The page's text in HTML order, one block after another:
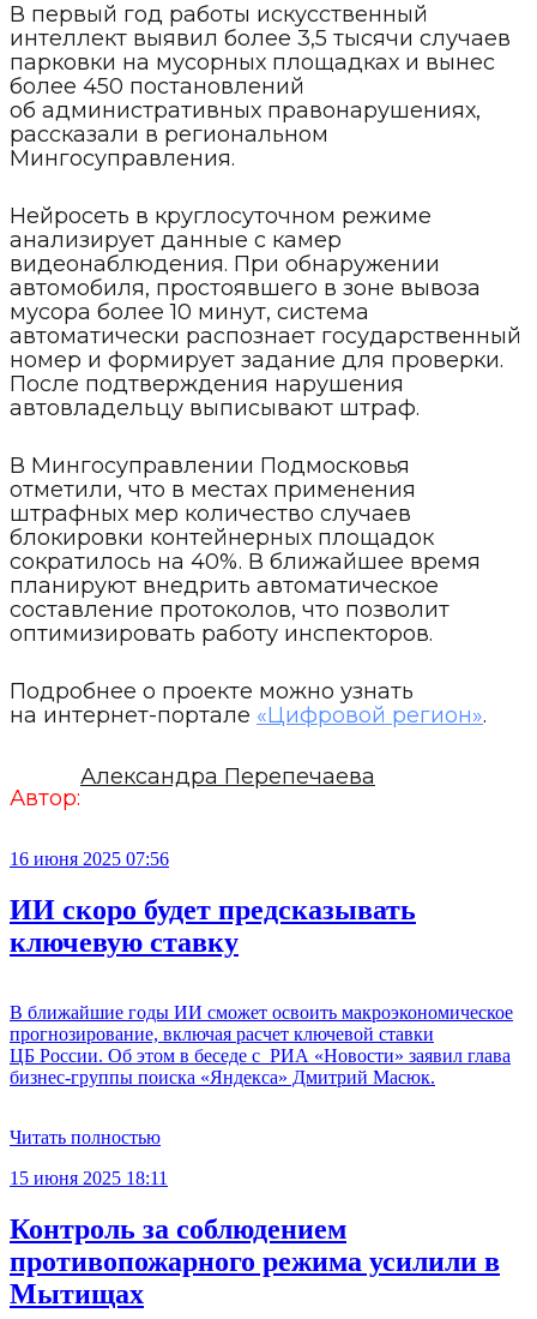
В первый год работы искусственный
интеллект выявил более 3,5 тысячи случаев
парковки на мусорных площадках и вынес
более 450 постановлений
об административных правонарушениях,
рассказали в региональном
Мингосуправления.
Нейросеть в круглосуточном режиме
анализирует данные с камер
видеонаблюдения. При обнаружении
автомобиля, простоявшего в зоне вывоза
мусора более 10 минут, система
автоматически распознает государственный
номер и формирует задание для проверки.
После подтверждения нарушения
автовладельцу выписывают штраф.
В Мингосуправлении Подмосковья
отметили, что в местах применения
штрафных мер количество случаев
блокировки контейнерных площадок
сократилось на 40%. В ближайшее время
планируют внедрить автоматическое
составление протоколов, что позволит
оптимизировать работу инспекторов.
Подробнее о проекте можно узнать
на интернет-портале «Цифровой регион».
Автор:
Александра Перепечаева
16 июня 2025 07:56
ИИ скоро будет предсказывать
ключевую ставку
В ближайшие годы ИИ сможет освоить макроэкономическое
прогнозирование, включая расчет ключевой ставки
ЦБ России. Об этом в беседе с РИА «Новости» заявил глава
бизнес-группы поиска «Яндекса» Дмитрий Масюк.
Читать полностью
15 июня 2025 18:11
Контроль за соблюдением
противопожарного режима усилили в
Мытищах